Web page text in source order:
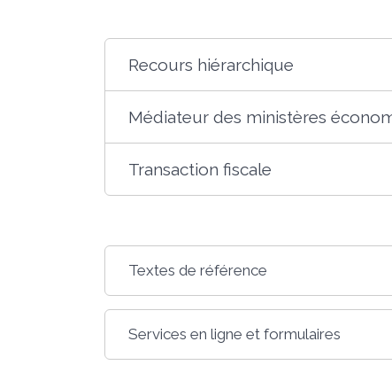
Recours hiérarchique
Médiateur des ministères
Transaction fiscale
Textes de référence
Services en ligne et formulaires